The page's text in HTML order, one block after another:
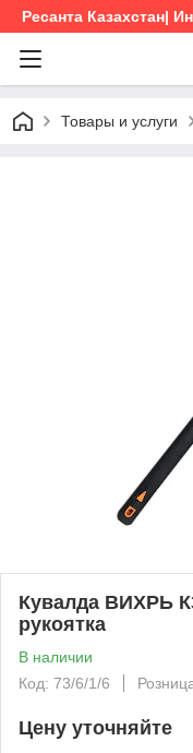
Ресанта Казахстан|
Товары и услуги
Кувалда ВИХРЬ
рукоятка
В наличии
Код: 73/6/1/6
Цену уточняйте